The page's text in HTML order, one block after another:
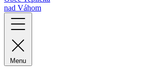
nad Váhom
Menu